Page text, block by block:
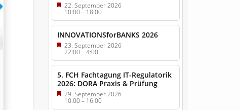
22. September 2026
10:00– 18:00
INNOVATIONSforBANKS 2026
23. September 2026
22:00–4:00
5. FCH Fachtagung IT-Regulatorik
2026: DORA Praxis & Prüfung
29. September 2026
10:00– 16:00